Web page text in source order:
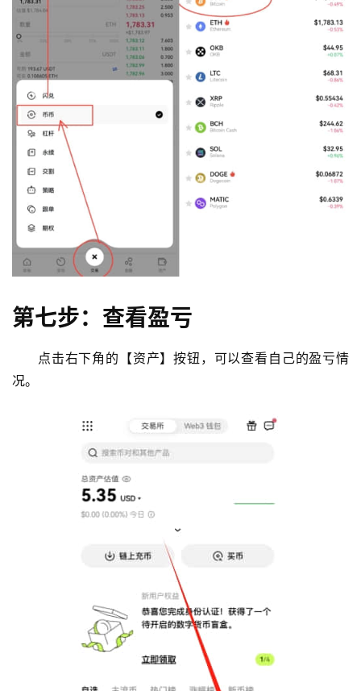
第七步：查看盈亏
点击右下角的【资产】按钮，可以查看自己的盈亏情
况。